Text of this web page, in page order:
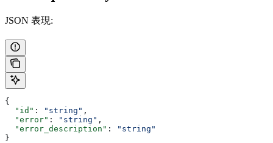
JSON 表現:
{
  "id"
: "string" ,
  "error"
: "string" ,
  "error_description"
:
"string"
}